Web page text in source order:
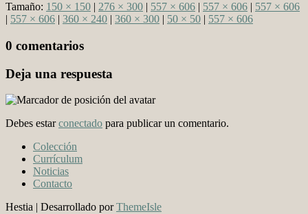
Tamaño: 150 × 150 | 276 × 300 | 557 × 606 | 557 × 606 | 557 × 606
| 557 × 606 | 360 × 240 | 360 × 300 | 50 × 50 | 557 × 606
0 comentarios
Deja una respuesta
Debes estarconectado para publicar un comentario.
Colección
Currículum
Noticias
Contacto
Hestia | Desarrollado porThemeIsle